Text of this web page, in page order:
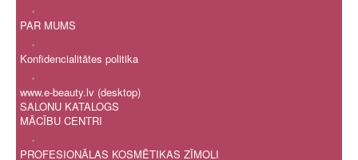
.
PAR MUMS
.
Konfidencialitātes politika
.
www.e-beauty.lv (desktop)
SALONU KATALOGS
MĀCĪBU CENTRI
.
PROFESIONĀLAS KOSMĒTIKAS ZĪMOLI